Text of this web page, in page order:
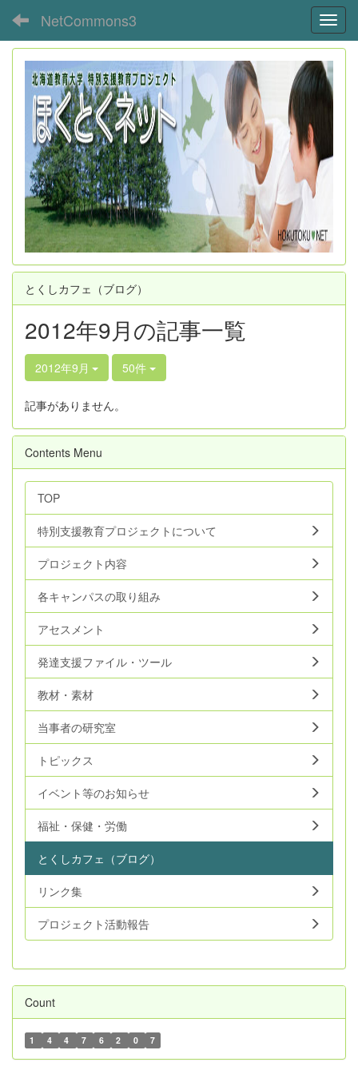
NetCommons3
とくしカフェ（ブログ）
2012年9月の記事一覧
2012年9月 50件
記事がありません。
Contents Menu
TOP
特別支援教育プロジェクトについて
プロジェクト内容
各キャンパスの取り組み
アセスメント
発達支援ファイル・ツール
教材・素材
当事者の研究室
トピックス
イベント等のお知らせ
福祉・保健・労働
とくしカフェ（ブログ）
リンク集
プロジェクト活動報告
Count
1 4 4 7 6 2 0 7